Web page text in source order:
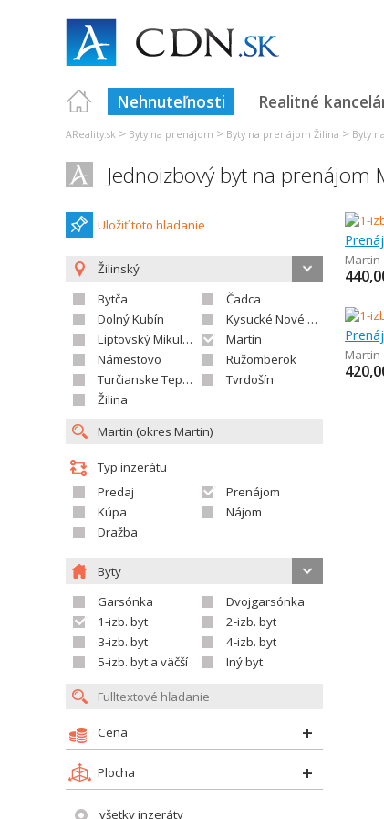
Nehnuteľnosti Realitné
AReality.sk > Byty na prenájom > Byty na prenájom Žilina > Byty
Jednoizbový byt na prenájom
Uložiť toto hladanie
Žilinský
Bytča
Čadca
Dolný Kubín
Kysucké Nové Mesto
Liptovský Mikuláš
Martin
Námestovo
Ružomberok
Turčianske Teplice
Tvrdošín
Žilina
Typ inzerátu
Predaj
Prenájom
Kúpa
Nájom
Dražba
Byty
Garsónka
Dvojgarsónka
1-izb. byt
2-izb. byt
3-izb. byt
4-izb. byt
5-izb. byt a väčší
Iný byt
Cena
Plocha
všetky inzeráty
Martin
Martin